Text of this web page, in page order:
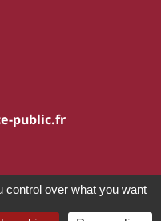
public.fr
control over what you want